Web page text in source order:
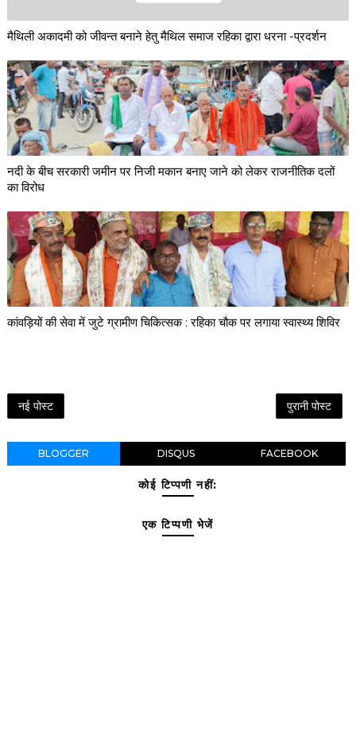
मैथिली अकादमी को जीवन्त बनाने हेतु मैथिल समाज रहिका द्वारा धरना -प्रदर्शन
नदी के बीच सरकारी जमीन पर निजी मकान बनाए जाने को लेकर राजनीतिक दलों
का विरोध
कांवड़ियों की सेवा में जुटे ग्रामीण चिकित्सक : रहिका चौक पर लगाया स्वास्थ्य शिविर
नई पोस्ट पुरानी पोस्ट
BLOGGER DISQUS FACEBOOK
कोई टिप्पणी नहीं:
एक टिप्पणी भेजें